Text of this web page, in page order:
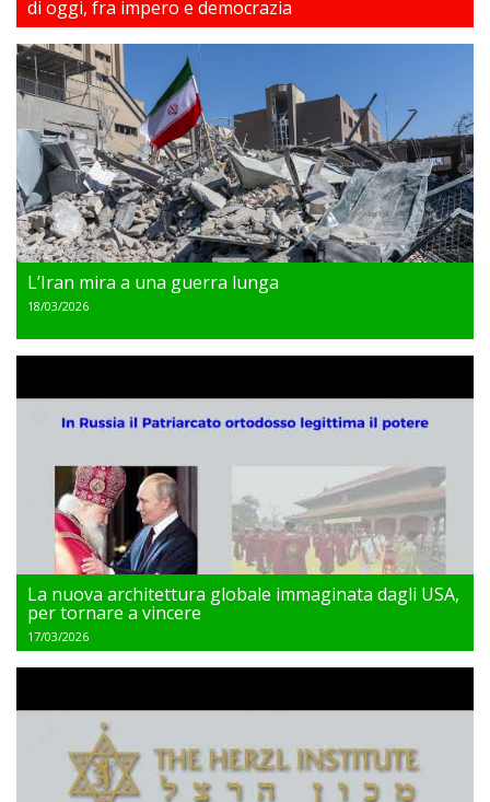
di oggi, fra impero e democrazia
18/03/2026
L’Iran mira a una guerra lunga
18/03/2026
La nuova architettura globale immaginata dagli USA,
per tornare a vincere
17/03/2026